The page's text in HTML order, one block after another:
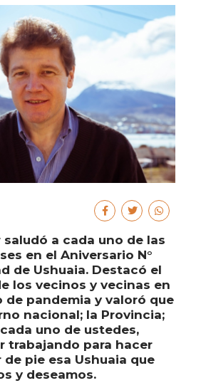
saludó a cada uno de las
en el Aniversario N°
de Ushuaia. Destacó el
los vecinos y vecinas en
de pandemia y valoró que
nacional; la Provincia;
uno de ustedes,
trabajando para hacer
pie esa Ushuaia que
y deseamos.